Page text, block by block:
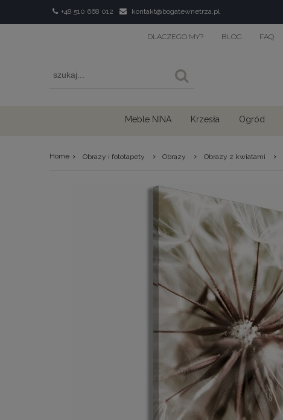
+48 510 668 012 kontakt@bogatewnetrza.pl
DLACZEGO MY? BLOG FAQ
Meble NINA Krzesła Ogród
Home › Obrazy i fototapety › Obrazy › Obrazy z kwiatami ›